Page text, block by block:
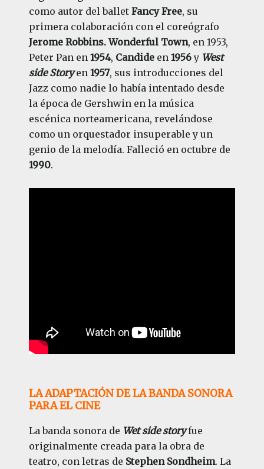
como autor del ballet Fancy Free, su
primera colaboración con el coreógrafo
Jerome Robbins. Wonderful Town, en 1953,
Peter Pan en 1954, Candideen 1956y West
side Storyen 1957, sus introducciones del
Jazz como nadie lo había intentado desde
la época de Gershwin en la música
escénica norteamericana, revelándose
como un orquestador insuperable y un
genio de la melodía. Falleció en octubre de
1990.
LA ADAPTACIÓN DE LA BANDA SONORA
PARA EL CINE
La banda sonora de Wet side storyfue
originalmente creada para la obra de
teatro, con letras de Stephen Sondheim. La